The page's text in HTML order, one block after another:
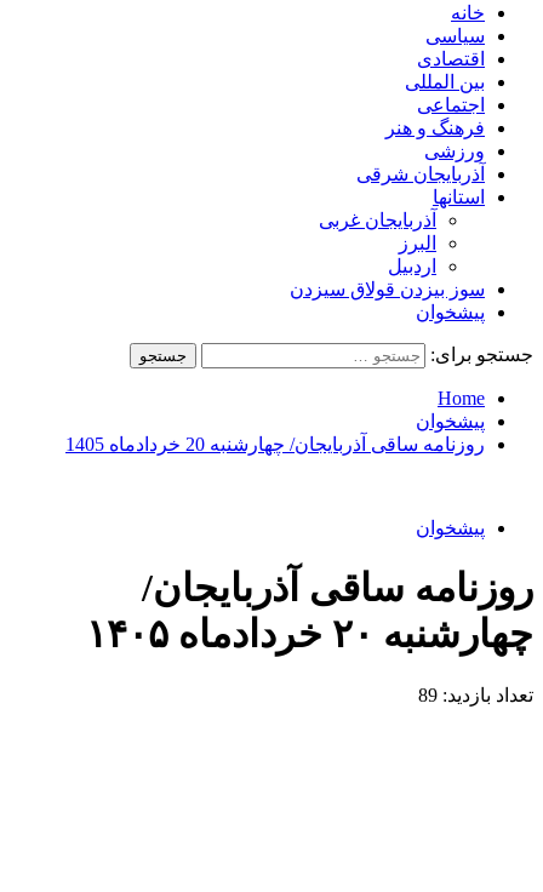
خانه
سیاسی
اقتصادی
بین المللی
اجتماعی
فرهنگ و هنر
ورزشی
آذربایجان شرقی
استانها
آذربایجان غربی
البرز
اردبیل
سوز بیزدن قولاق سیزدن
پیشخوان
جستجو برای:
Home
پیشخوان
روزنامه ساقی آذربایجان/ چهارشنبه 20 خردادماه 1405
پیشخوان
روزنامه ساقی آذربایجان/
چهارشنبه ۲۰ خردادماه ۱۴۰۵
تعداد بازدید: 89